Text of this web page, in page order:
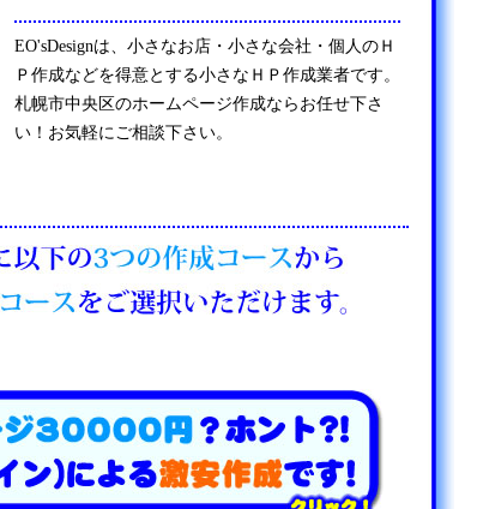
EO'sDesignは、小さなお店・小さな会社・個人のＨ
Ｐ作成などを得意とする小さなＨＰ作成業者です。
札幌市中央区のホームページ作成ならお任せ下さ
い！お気軽にご相談下さい。